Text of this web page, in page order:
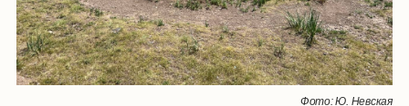
Фото: Ю. Невская